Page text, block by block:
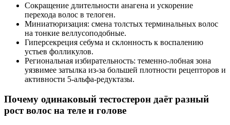
Сокращение длительности анагена и ускорение
перехода волос в телоген.
Миниатюризация: смена толстых терминальных волос
на тонкие веллусоподобные.
Гиперсекреция себума и склонность к воспалению
устьев фолликулов.
Региональная избирательность: теменно‑лобная зона
уязвимее затылка из‑за большей плотности рецепторов и
активности 5‑альфа‑редуктазы.
Почему одинаковый тестостерон даёт разный
рост волос на теле и голове